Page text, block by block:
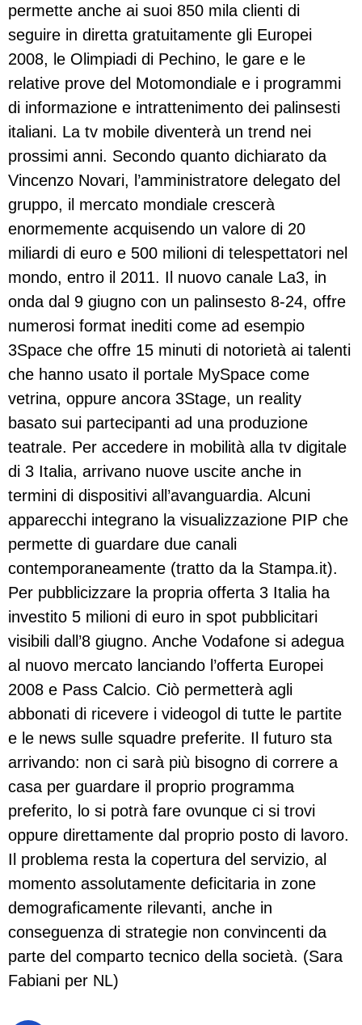
permette anche ai suoi 850 mila clienti di
seguire in diretta gratuitamente gli Europei
2008, le Olimpiadi di Pechino, le gare e le
relative prove del Motomondiale e i programmi
di informazione e intrattenimento dei palinsesti
italiani. La tv mobile diventerà un trend nei
prossimi anni. Secondo quanto dichiarato da
Vincenzo Novari, l’amministratore delegato del
gruppo, il mercato mondiale crescerà
enormemente acquisendo un valore di 20
miliardi di euro e 500 milioni di telespettatori nel
mondo, entro il 2011. Il nuovo canale La3, in
onda dal 9 giugno con un palinsesto 8-24, offre
numerosi format inediti come ad esempio
3Space che offre 15 minuti di notorietà ai talenti
che hanno usato il portale MySpace come
vetrina, oppure ancora 3Stage, un reality
basato sui partecipanti ad una produzione
teatrale. Per accedere in mobilità alla tv digitale
di 3 Italia, arrivano nuove uscite anche in
termini di dispositivi all’avanguardia. Alcuni
apparecchi integrano la visualizzazione PIP che
permette di guardare due canali
contemporaneamente (tratto da la Stampa.it).
Per pubblicizzare la propria offerta 3 Italia ha
investito 5 milioni di euro in spot pubblicitari
visibili dall’8 giugno. Anche Vodafone si adegua
al nuovo mercato lanciando l’offerta Europei
2008 e Pass Calcio. Ciò permetterà agli
abbonati di ricevere i videogol di tutte le partite
e le news sulle squadre preferite. Il futuro sta
arrivando: non ci sarà più bisogno di correre a
casa per guardare il proprio programma
preferito, lo si potrà fare ovunque ci si trovi
oppure direttamente dal proprio posto di lavoro.
Il problema resta la copertura del servizio, al
momento assolutamente deficitaria in zone
demograficamente rilevanti, anche in
conseguenza di strategie non convincenti da
parte del comparto tecnico della società. (Sara
Fabiani per NL)